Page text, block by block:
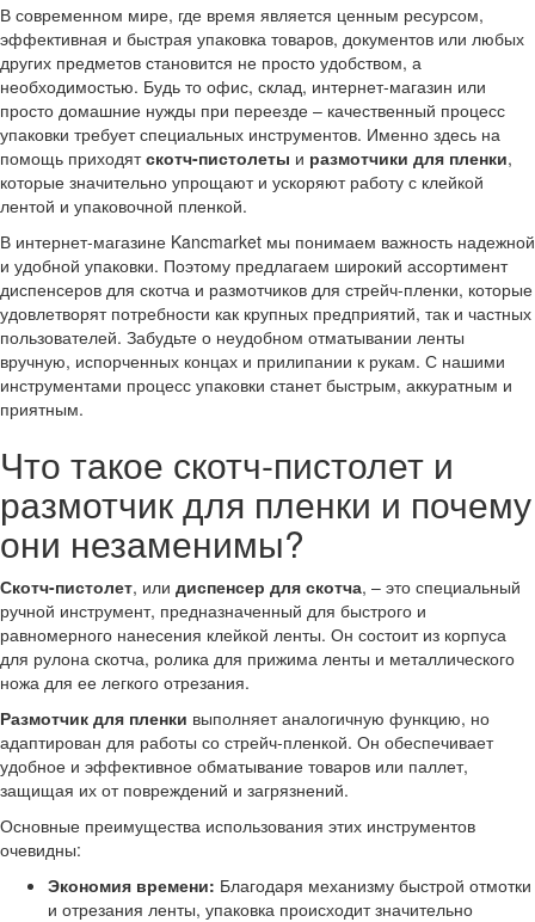
В современном мире, где время является ценным ресурсом,
эффективная и быстрая упаковка товаров, документов или любых
других предметов становится не просто удобством, а
необходимостью. Будь то офис, склад, интернет-магазин или
просто домашние нужды при переезде – качественный процесс
упаковки требует специальных инструментов. Именно здесь на
помощь приходятскотч-пистолеты и размотчики для пленки,
которые значительно упрощают и ускоряют работу с клейкой
лентой и упаковочной пленкой.
В интернет-магазине Kancmarket мы понимаем важность надежной
и удобной упаковки. Поэтому предлагаем широкий ассортимент
диспенсеров для скотча и размотчиков для стрейч-пленки, которые
удовлетворят потребности как крупных предприятий, так и частных
пользователей. Забудьте о неудобном отматывании ленты
вручную, испорченных концах и прилипании к рукам. С нашими
инструментами процесс упаковки станет быстрым, аккуратным и
приятным.
Что такое скотч-пистолет и
размотчик для пленки и почему
они незаменимы?
Скотч-пистолет, или диспенсер для скотча, – это специальный
ручной инструмент, предназначенный для быстрого и
равномерного нанесения клейкой ленты. Он состоит из корпуса
для рулона скотча, ролика для прижима ленты и металлического
ножа для ее легкого отрезания.
Размотчик для пленки выполняет аналогичную функцию, но
адаптирован для работы со стрейч-пленкой. Он обеспечивает
удобное и эффективное обматывание товаров или паллет,
защищая их от повреждений и загрязнений.
Основные преимущества использования этих инструментов
очевидны:
Экономия времени: Благодаря механизму быстрой отмотки
и отрезания ленты, упаковка происходит значительно